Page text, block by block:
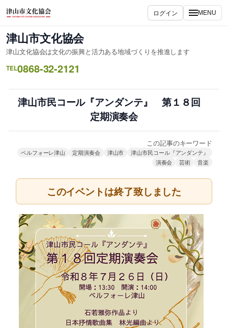
内
容
を
ス
キ
ッ
ログイン MENU
津山市文化協会
津山文化協会は文化の振興と活力ある地域づくりを推進します
TEL0868-32-2121
津山市民コール『アンダンテ』 第１８回
定期演奏会
この記事のキーワード
ベルフォーレ津山 定期演奏会 津山市
津山市民コール『アンダンテ』
演奏会
芸術 音楽
このイベントは終了致しました